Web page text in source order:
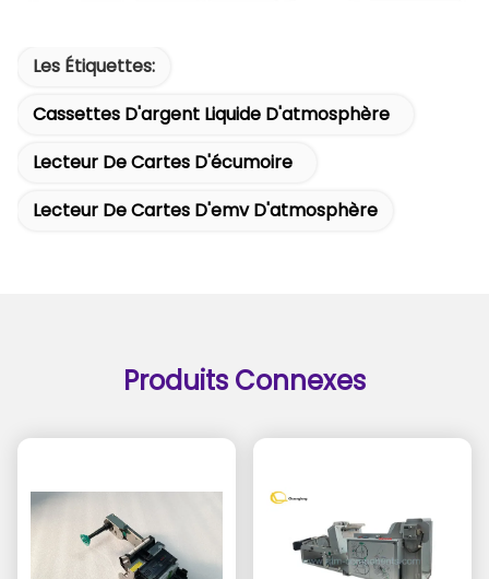
Les Étiquettes:
Cassettes D'argent Liquide D'atmosphère
Lecteur De Cartes D'écumoire
Lecteur De Cartes D'emv D'atmosphère
Produits Connexes